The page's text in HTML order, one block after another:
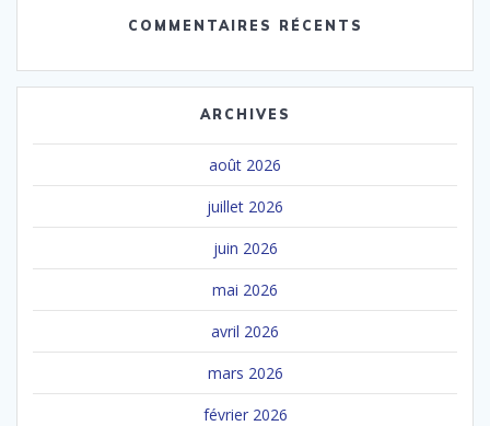
COMMENTAIRES RÉCENTS
ARCHIVES
août 2026
juillet 2026
juin 2026
mai 2026
avril 2026
mars 2026
février 2026